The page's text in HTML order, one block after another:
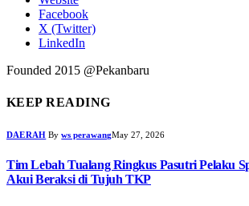
Facebook
X (Twitter)
LinkedIn
Founded 2015 @Pekanbaru
KEEP READING
DAERAH By ws perawangMay 27, 2026
Tim Lebah Tualang Ringkus Pasutri Pelaku
Akui Beraksi di Tujuh TKP